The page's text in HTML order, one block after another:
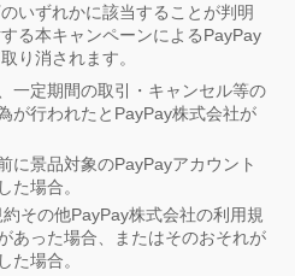
いずれかに該当することが判明
る本キャンペーンによるPayPay
り消されます。
一定期間の取引・キャンセル等の
が行われたとPayPay株式会社が
に景品対象のPayPayアカウント
た場合。
その他PayPay株式会社の利用規
あった場合、またはそのおそれが
た場合。